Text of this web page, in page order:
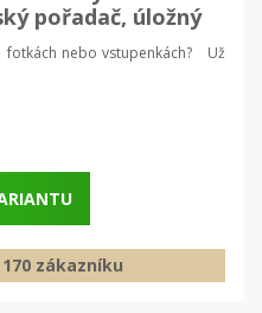
pořadač, úložný
fotkách nebo vstupenkách? Už
zákazníku